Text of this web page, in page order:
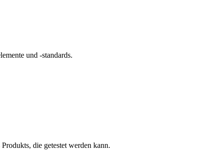
und -standards.
die getestet werden kann.